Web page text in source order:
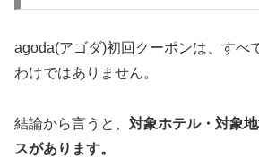
agoda(アゴダ)初回クーポンは、すべ
わけではありません。
結論から言うと、 対象ホテル・対象
スがあります。